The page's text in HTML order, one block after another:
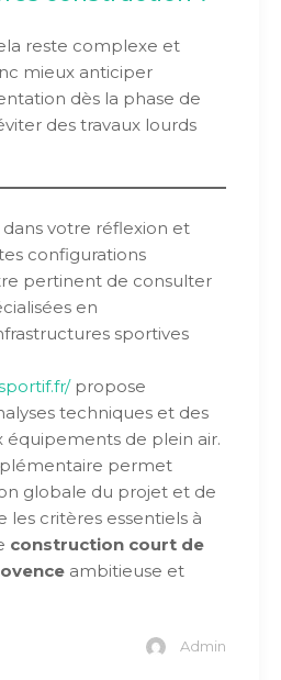
reste complexe et
mieux anticiper
dès la phase de
des travaux lourds
votre réflexion et
configurations
pertinent de consulter
en
sportives
propose
techniques et des
équipements de plein air.
permet
globale du projet et de
critères essentiels à
construction court de
ambitieuse et
Admin